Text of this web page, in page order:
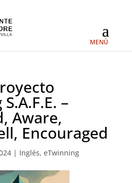
–
Aware,
Encouraged
| Inglés, eTwinning